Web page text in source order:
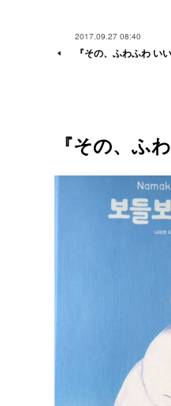
2017.09.27 08:40
『その、ふわふわ い
『その、ふ